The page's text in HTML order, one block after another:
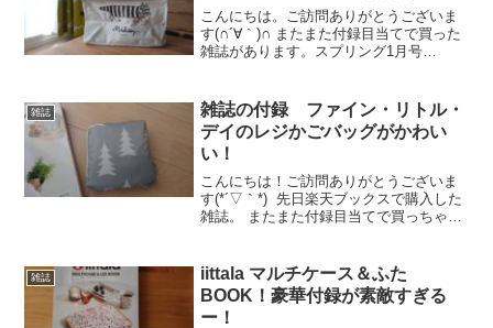
こんにちは。ご訪問ありがとうございま
す(∩´∀｀)∩ またまた付録目当てで買った
雑誌があります。スプリング1月号
り。 今までも付録目当てで買った雑誌
がいく...
雑誌
雑誌の付録 ファイン・リトル・
デイのレジかごバッグがかわい
い！
こんにちは！ご訪問ありがとうございま
す(*´▽｀*) 先日楽天ブックスで購入した
雑誌。 またまた付録目当てで買っちゃい
クスでは現在は売り切れてます。。私
が...
雑誌
iittala マルチケース＆ふた
BOOK！豪華付録が素敵すぎる
ー！